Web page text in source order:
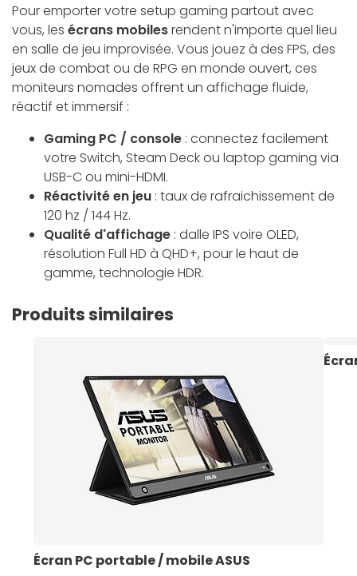
Pour emporter votre setup gaming partout avec
vous, les écrans mobilesrendent n'importe quel lieu
en salle de jeu improvisée. Vous jouez à des FPS, des
jeux de combat ou de RPG en monde ouvert, ces
moniteurs nomades offrent un affichage fluide,
réactif et immersif :
Gaming PC / console : connectez facilement
votre Switch, Steam Deck ou laptop gaming via
USB-C ou mini-HDMI.
Réactivité en jeu : taux de rafraichissement de
120 hz / 144 Hz.
Qualité d'affichage : dalle IPS voire OLED,
résolution Full HD à QHD+, pour le haut de
gamme, technologie HDR.
Produits similaires
Écran PC portable / mobile ASUS